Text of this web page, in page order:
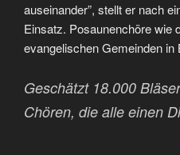
auseinander”, stellt er nach
Einsatz. Posaunenchöre wie
evangelischen Gemeinden in
Geschätzt 18.000
Chören, die alle einen